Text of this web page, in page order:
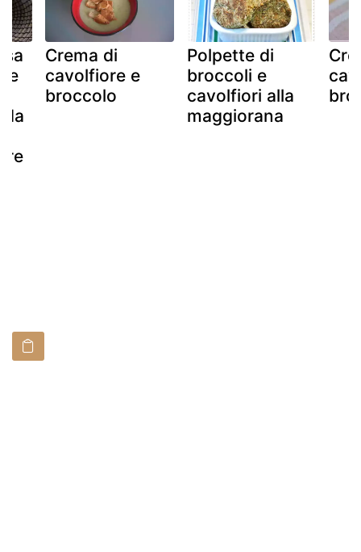
e
Crema di
cavolfiore e
broccolo
Polpette di
broccoli e
cavolfiori alla
maggiorana